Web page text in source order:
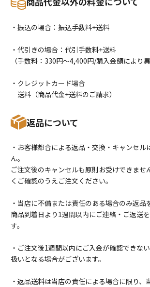
・振込の場合：振込手数料+送料
・代引きの場合：代引手数料+送料
（手数料：330円〜4,400円/購入金額により異
・クレジットカード場合
送料（商品代金+送料のご請求）
返品について
・お客様都合による返品・交換・キャンセル
ん。
ご注文後のキャンセルも原則お受けできませ
くご確認のうえご注文ください。
・当店に不備または責任のある場合のみ返品
商品到着日より1週間以内にご連絡・ご返送
す。
・ご注文後1週間以内にご入金が確認できな
扱いとなる場合がございます。
・返品送料は当店の責任による場合に限り、